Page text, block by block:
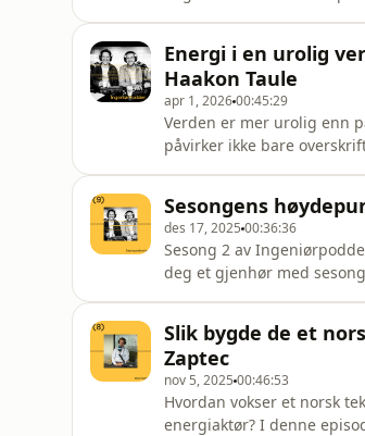
man sjøsyk – o
Energi i en urolig
Haakon Taule
apr 1, 202600:45:29
Verden er mer urolig enn
påvirker ikke bare
analysere og forkla
Sesongens
des 17, 2025 00:36:36
Sesong 2 av
deg et gjenhør med
gjester og ferske p
Slik bygde de et
Zaptec
nov 5, 2025 00:46:53
Hvordan vokser et norsk
energiaktør? I denne